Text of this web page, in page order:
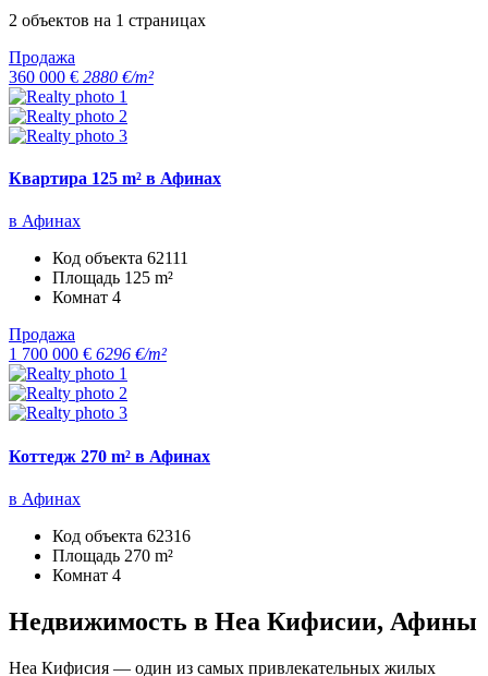
2 объектов на 1 страницах
Продажа
360 000 € 2880 €/m²
Квартира 125 m² в Афинах
в Афинах
Код объекта 62111
Площадь 125 m²
Комнат 4
Продажа
1 700 000 € 6296 €/m²
Коттедж 270 m² в Афинах
в Афинах
Код объекта 62316
Площадь 270 m²
Комнат 4
Недвижимость в Неа Кифисии, Афины
Неа Кифисия — один из самых привлекательных жилых